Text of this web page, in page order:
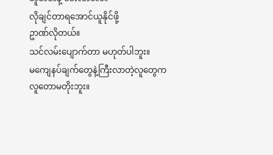
လိုချင်တာရအောင်ယူနိုင်ဖို့
ဥာဏ်လိုတယ်။
သင်လမ်းပျောက်တာ မဟုတ်ပါဘူး။
မကျေနပ်ချက်တွေနဲ့ကြီးလာတဲ့လူတွေက
လူတောမတိုးဘူး။